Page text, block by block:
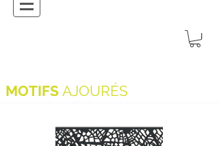
MOTIFS AJOURÉS